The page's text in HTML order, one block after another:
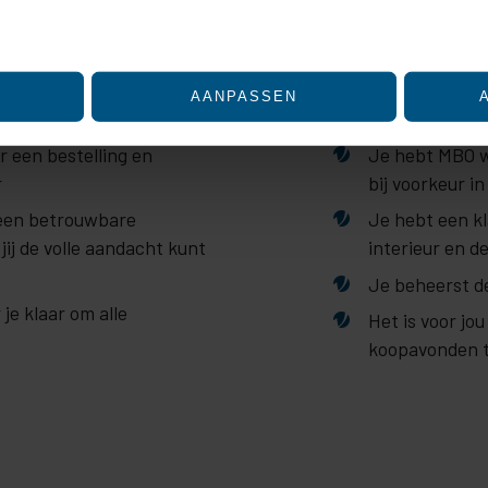
moment wijzigen of intrekken in de Cookieverklaring.
en advertenties te personaliseren, om functies
Ook delen we informatie over uw gebruik van
en analyse. Deze partners kunnen deze gegevens
AANPASSEN
showroom
Zij zorgen dat jouw
een bestelling en
betrouwbare
de volle aandacht kunt
je klaar om alle
Je hebt een
gemotiveerd
Je hebt MBO
bij voorkeur
Je hebt een
interieur en
Je beheerst
Het is voor
koopavonden